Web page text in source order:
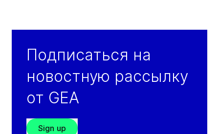
Подписаться на
новостную рассылку
от GEA
Sign up